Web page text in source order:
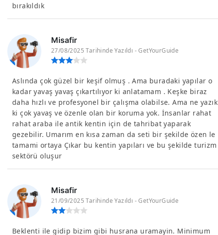
bırakıldık
Misafir
27/08/2025 Tarihinde Yazıldı - GetYourGuide
Aslında çok güzel bir keşif olmuş . Ama buradaki yapılar o
kadar yavaş yavaş çıkartılıyor ki anlatamam . Keşke biraz
daha hızlı ve profesyonel bir çalışma olabilse. Ama ne yazık
ki çok yavaş ve özenle olan bir koruma yok. İnsanlar rahat
rahat araba ile antik kentin için de tahribat yaparak
gezebilir. Umarım en kısa zaman da seti bir şekilde özen le
tamami ortaya Çıkar bu kentin yapıları ve bu şekilde turizm
sektörü oluşur
Misafir
21/09/2025 Tarihinde Yazıldı - GetYourGuide
Beklenti ile gidip bizim gibi husrana uramayin. Minimum